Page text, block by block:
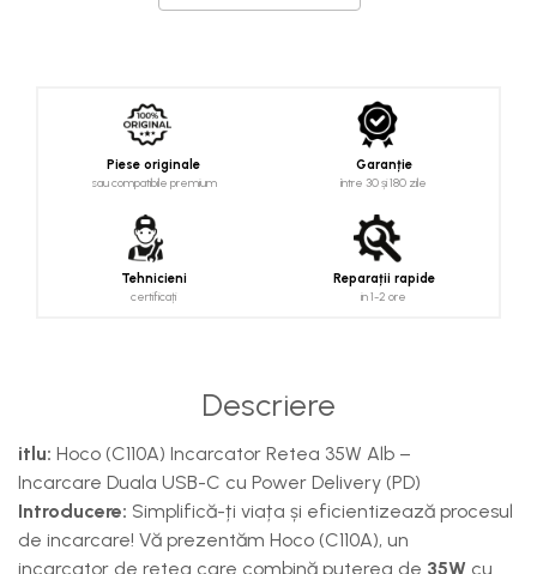
Piese originale
sau compatibile premium
Garanție
între 30 și 180 zile
Tehnicieni
certificați
Reparații rapide
in 1-2 ore
Descriere
itlu: Hoco (C110A) Incarcator Retea 35W Alb –
Incarcare Duala USB-C cu Power Delivery (PD)
Introducere: Simplifică-ți viața și eficientizează procesul
de incarcare! Vă prezentăm Hoco (C110A), un
incarcator de retea care combină puterea de 35W cu